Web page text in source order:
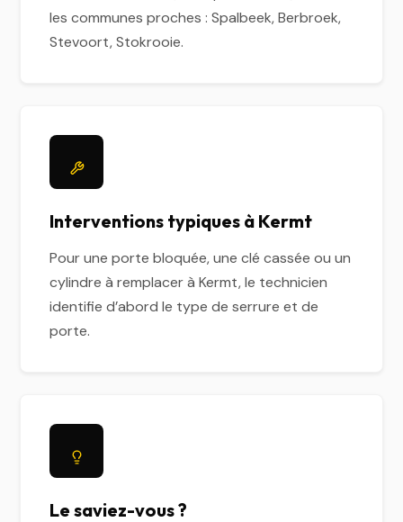
les communes proches : Spalbeek, Berbroek,
Stevoort, Stokrooie.
Interventions typiques à Kermt
Pour une porte bloquée, une clé cassée ou un
cylindre à remplacer à Kermt, le technicien
identifie d’abord le type de serrure et de
porte.
Le saviez-vous ?